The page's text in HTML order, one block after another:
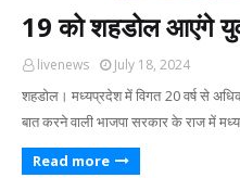
19 को शहडोल आएंगे
livenews July 18, 2024
शहडोल। मध्यप्रदेश में विगत 20 वर्ष से
बात करने वाली भाजपा सरकार के राज में
Read more